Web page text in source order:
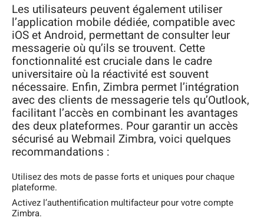
Les utilisateurs peuvent également utiliser
l’application mobile dédiée, compatible avec
iOS et Android, permettant de consulter leur
messagerie où qu’ils se trouvent. Cette
fonctionnalité est cruciale dans le cadre
universitaire où la réactivité est souvent
nécessaire. Enfin, Zimbra permet l’intégration
avec des clients de messagerie tels qu’Outlook,
facilitant l’accès en combinant les avantages
des deux plateformes. Pour garantir un accès
sécurisé au Webmail Zimbra, voici quelques
recommandations :
Utilisez des mots de passe forts et uniques pour chaque
plateforme.
Activez l’authentification multifacteur pour votre compte
Zimbra.